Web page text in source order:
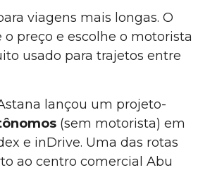
viagens mais longas. O
o preço e escolhe o motorista
usado para trajetos entre
lançou um projeto-
(sem motorista) em
e inDrive. Uma das rotas
ao centro comercial Abu